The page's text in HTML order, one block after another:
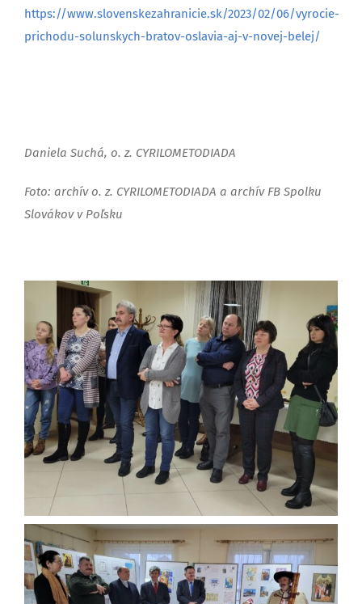
https://www.slovenskezahranicie.sk/2023/02/06/vyrocie-
prichodu-solunskych-bratov-oslavia-aj-v-novej-belej/
Daniela Suchá, o. z. CYRILOMETODIADA
Foto: archív o. z. CYRILOMETODIADA a archív FB Spolku
Slovákov v Poľsku